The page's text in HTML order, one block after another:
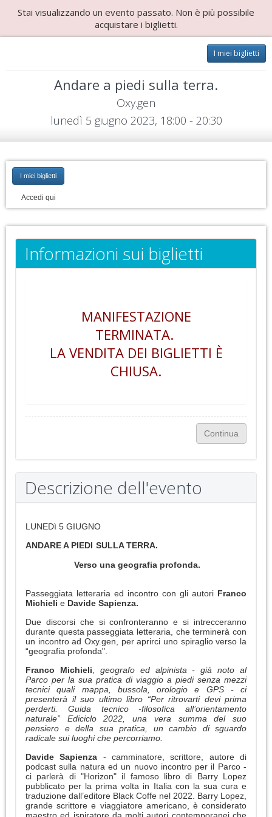
Stai visualizzando un evento passato. Non è più possibile
acquistare i biglietti.
I miei biglietti
Andare a piedi sulla terra.
Oxy.gen
lunedì 5 giugno 2023, 18:00 - 20:30
I miei biglietti
Accedi qui
Informazioni sui biglietti
MANIFESTAZIONE
TERMINATA.
LA VENDITA DEI BIGLIETTI È
CHIUSA.
Descrizione dell'evento
LUNEDì 5 GIUGNO
ANDARE A PIEDI SULLA TERRA.
Verso una geografia profonda.
Passeggiata letteraria ed incontro con gli autori Franco
Michieli e Davide Sapienza.
Due discorsi che si confronteranno e si intrecceranno
durante questa passeggiata letteraria, che terminerà con
un incontro ad Oxy.gen, per aprirci uno spiraglio verso la
“geografia profonda".
Franco Michieli
geografo ed alpinista - già noto al
Parco per la sua pratica di viaggio a piedi senza mezzi
tecnici quali mappa, bussola, orologio e GPS - ci
presenterà il suo ultimo libro “Per ritrovarti devi prima
perderti. Guida tecnico -filosofica all’orientamento
naturale” Ediciclo 2022, una vera summa del suo
pensiero e della sua pratica, un cambio di sguardo
radicale sui luoghi che percorriamo.
Davide Sapienza - camminatore, scrittore, autore di
podcast sulla natura ed un nuovo incontro per il Parco -
ci parlerà di "Horizon" il famoso libro di Barry Lopez
pubblicato per la prima volta in Italia con la sua cura e
traduzione dall’editore Black Coffe nel 2022. Barry Lopez,
grande scrittore e viaggiatore americano, è considerato